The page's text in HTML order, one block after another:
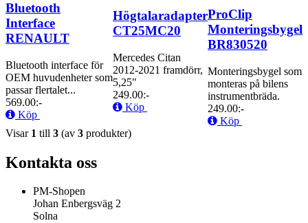
Bluetooth
Interface
RENAULT
Bluetooth interface för
OEM huvudenheter som
passar flertalet...
569.00:-
Köp
Högtalaradapter
CT25MC20
Mercedes Citan
2012-2021 framdörr,
5,25"
249.00:-
Köp
ProClip
Monteringsbygel
BR830520
Monteringsbygel som
monteras på bilens
instrumentbräda.
249.00:-
Köp
Visar 1 till 3 (av 3 produkter)
Kontakta oss
PM-Shopen
Johan Enbergsväg 2
Solna